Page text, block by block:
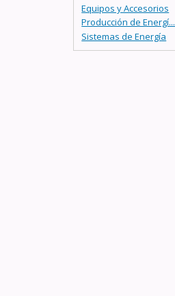
Equipos y Accesorios
Producción de Energí...
Sistemas de Energía